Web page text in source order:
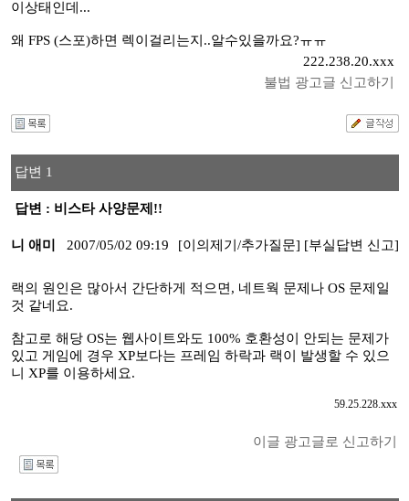
이상태인데...
왜 FPS (스포)하면 렉이걸리는지..알수있을까요?ㅠㅠ
222.238.20.xxx
불법 광고글 신고하기
답변 1
답변 : 비스타 사양문제!!
니 애미 2007/05/02 09:19 [이의제기/추가질문] [부실답변 신고]
랙의 원인은 많아서 간단하게 적으면, 네트웍 문제나 OS 문제일
것 같네요.
참고로 해당 OS는 웹사이트와도 100% 호환성이 안되는 문제가
있고 게임에 경우 XP보다는 프레임 하락과 랙이 발생할 수 있으
니 XP를 이용하세요.
59.25.228.xxx
이글 광고글로 신고하기